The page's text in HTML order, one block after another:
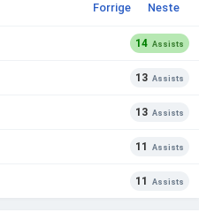
Forrige Neste
14 Assists
13 Assists
13 Assists
11 Assists
11 Assists